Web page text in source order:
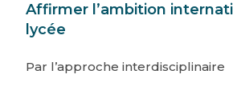
Affirmer l’ambition
lycée
Par l’approche interdisciplinaire